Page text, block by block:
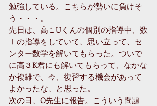
勉強している。こちらが勢いに負けそ
う・・・。
先日は、高１Uくんの個別の指導中、数
Ⅰの指導をしていて、思い立って、セ
ンター数学を解いてもらった。ついで
に高３K君にも解いてもらって、なかな
か複雑で、今、復習する機会があって
よかったな、と思った。
次の日、O先生に報告。こういう問題